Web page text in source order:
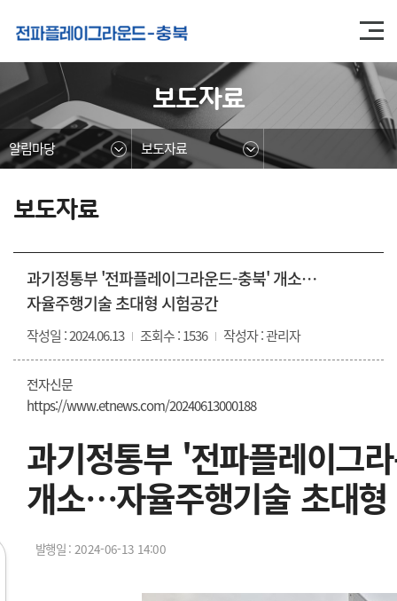
보도자료
알림마당 보도자료
보도자료
과기정통부 '전파플레이그라운드-충북' 개소…
자율주행기술 초대형 시험공간
작성일 : 2024.06.13 조회수 : 1536 작성자 : 관리자
전자신문
https://www.etnews.com/20240613000188
과기정통부 '전파플레이그
개소…자율주행기술 초대형
발행일 : 2024-06-13 14:00